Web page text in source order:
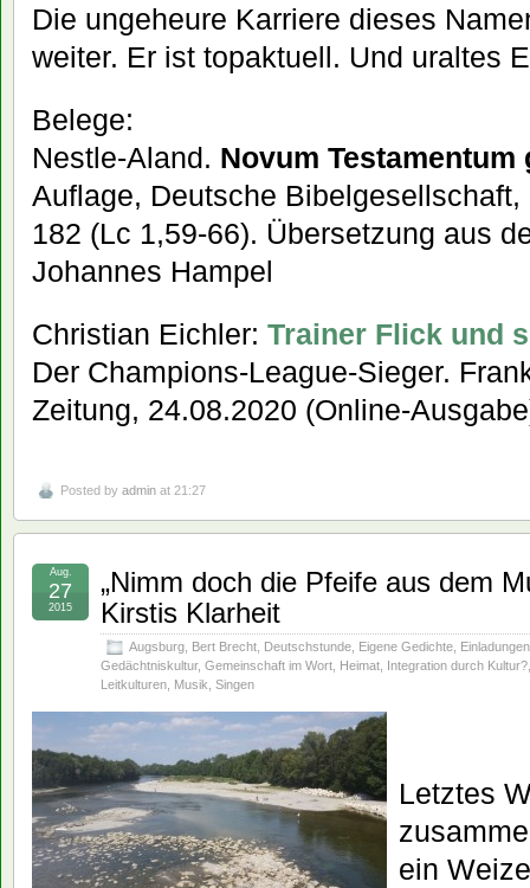
Die ungeheure Karriere dieses
weiter. Er ist topaktuell. Und uraltes
Belege:
Nestle-Aland. Novum Testamentum
Auflage, Deutsche
182 (Lc 1,59-66). Übersetzung aus
Johannes Hampel
Christian Eichler: Trainer Flick und
Der Champions-League-Sieger.
Zeitung, 24.08.2020 (Online-
Posted by admin at 21:27
„Nimm doch die Pfeife aus dem
Kirstis Klarheit
Augsburg Bert Brecht Deutschstunde Eigene Gedichte
Einladungen
Gedächtniskultur, Gemeinschaft im Wort Heimat Integration durch Kultur?
Leitkulturen
Musik Singen
Aug.
27
2015
Letztes
ein